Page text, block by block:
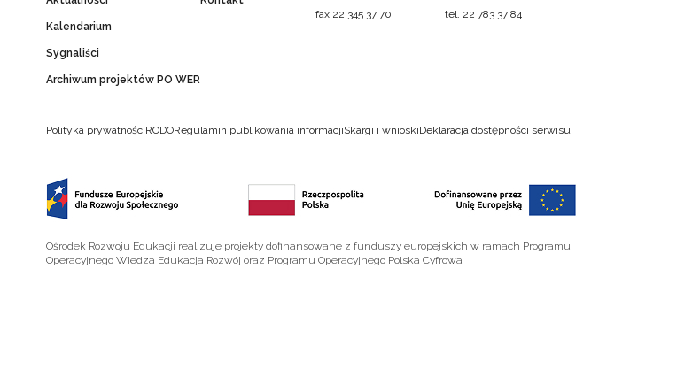
Kalendarium
Sygnaliści
Archiwum projektów PO WER
fax 22 345 37 70
tel. 22 783 37 84
Polityka prywatnościRODORegulamin publikowania informacjiSkargi i wnioskiDeklaracja dostępności serwisu
Ośrodek Rozwoju Edukacji realizuje projekty dofinansowane z funduszy europejskich w ramach Programu
Operacyjnego Wiedza Edukacja Rozwój oraz Programu Operacyjnego Polska Cyfrowa